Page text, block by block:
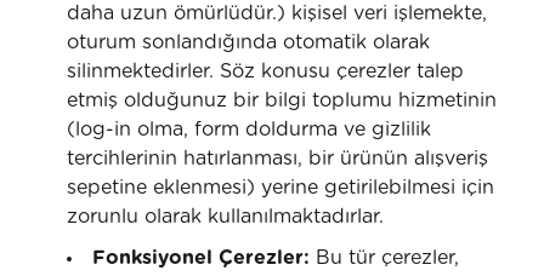
daha uzun ömürlüdür.) kişisel veri işlemekte,
oturum sonlandığında otomatik olarak
silinmektedirler. Söz konusu çerezler talep
etmiş olduğunuz bir bilgi toplumu hizmetinin
(log-in olma, form doldurma ve gizlilik
tercihlerinin hatırlanması, bir ürünün alışveriş
sepetine eklenmesi) yerine getirilebilmesi için
zorunlu olarak kullanılmaktadırlar.
Fonksiyonel Çerezler: Bu tür çerezler,